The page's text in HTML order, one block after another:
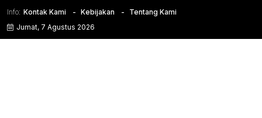
Info: Kontak Kami Kebijakan
Tentang Kami
Jumat, 7 Agustus 2026